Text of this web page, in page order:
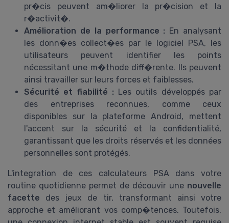
pr�cis peuvent am�liorer la pr�cision et la
r�activit�.
Amélioration de la performance : En analysant
les donn�es collect�es par le logiciel PSA, les
utilisateurs peuvent identifier les points
nécessitant une m�thode diff�rente. Ils peuvent
ainsi travailler sur leurs forces et faiblesses.
Sécurité et fiabilité : Les outils développés par
des entreprises reconnues, comme ceux
disponibles sur la plateforme Android, mettent
l'accent sur la sécurité et la confidentialité,
garantissant que les droits réservés et les données
personnelles sont protégés.
L'integration de ces calculateurs PSA dans votre
routine quotidienne permet de découvir une nouvelle
facette des jeux de tir, transformant ainsi votre
approche et améliorant vos comp�tences. Toutefois,